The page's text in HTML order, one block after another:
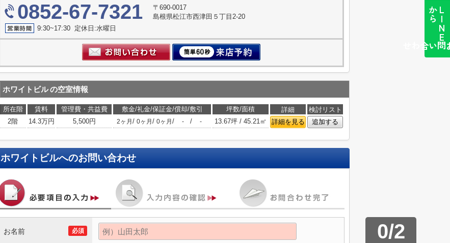
0852-67-7321
〒690-0017
島根県松江市西津田５丁目2-20
9:30~17:30 定休日:水曜日
ホワイトビルの空室情報
所在階 賃料 管理費・共益費 敷金/礼金/保証金/償却/敷引 坪数/面積 詳細
検討リスト
2階
14.3万円 5,500円 2ヶ月 / 0ヶ月 / 0ヶ月 / - / - 13.67坪 / 45.21㎡ 詳細を見る 追加する
ホワイトビルへのお問い合わせ
0/2
必須
お名前
L
I
N
E
か
ら